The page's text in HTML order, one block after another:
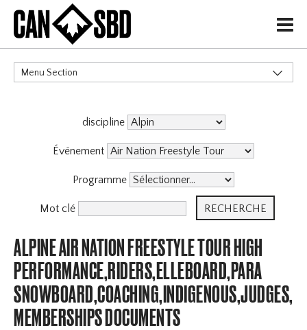
H
Menu Section
discipline
Événement
Programme
Mot clé
ALPINE AIR NATION FREESTYLE TOUR HIGH
PERFORMANCE,RIDERS,ELLEBOARD,PARA
MEMBERSHIPS DOCUMENTS